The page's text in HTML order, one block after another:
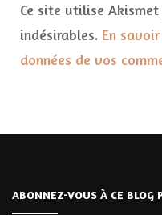
Ce site utilise
indésirables. En
données de vos
ABONNEZ-VOUS À CE BLOG